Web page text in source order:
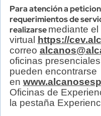
Para atención a
requerimientos de
realizarsemediante el
virtual
https://
correo
oficinas
pueden encontrarse
en
Oficinas de
la pestaña